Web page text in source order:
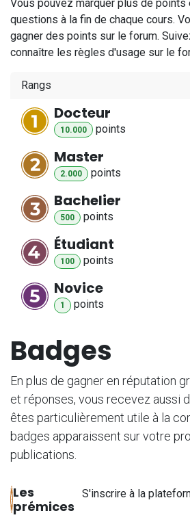
Vous pouvez marquer plus de points
questions à la fin de chaque cours.
gagner des points sur le forum.
connaître les règles d'usage sur le
Rangs
Docteur
10.000 points
Master
2.000 points
Bachelier
500 points
Étudiant
100 points
Novice
1 points
Badges
En plus de gagner en réputation
et réponses, vous recevez aussi
êtes particulièrement utile à la
badges apparaissent sur votre
publications.
Les
prémices
S'inscrire à la